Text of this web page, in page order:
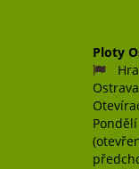
Ploty